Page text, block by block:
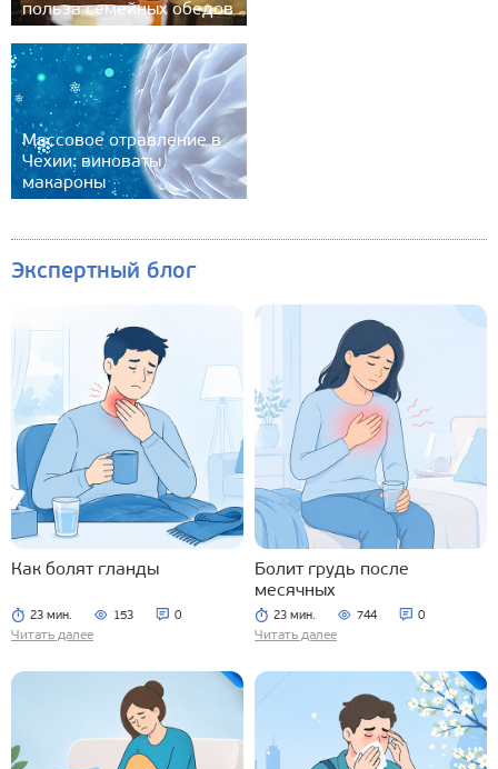
польза семейных обедов
Массовое отравление в
Чехии: виноваты
макароны
Экспертный блог
Как болят гланды
23 мин. 153 0
Читать далее
Болит грудь после
месячных
23 мин. 744 0
Читать далее